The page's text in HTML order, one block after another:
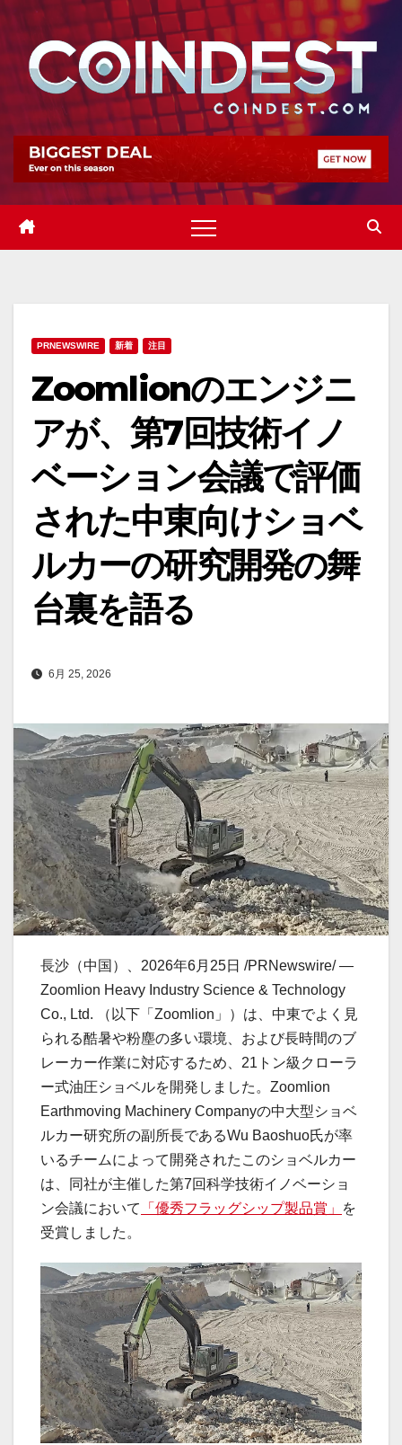
Skip
content
PRNEWSWIRE 新着 注目
Zoomlionのエンジニ
アが、第7回技術イノ
ベーション会議で評価
された中東向けショベ
ルカーの研究開発の舞
台裏を語る
6月 25, 2026
長沙（中国）、2026年6月25日 /PRNewswire/ —
Zoomlion Heavy Industry Science & Technology
Co., Ltd. （以下「Zoomlion」）は、中東でよく見
られる酷暑や粉塵の多い環境、および長時間のブ
レーカー作業に対応するため、21トン級クローラ
ー式油圧ショベルを開発しました。Zoomlion
Earthmoving Machinery Companyの中大型ショベ
ルカー研究所の副所長であるWu Baoshuo氏が率
いるチームによって開発されたこのショベルカー
は、同社が主催した第7回科学技術イノベーショ
ン会議において
「優秀フラッグシップ製品賞」
を
受賞しました。